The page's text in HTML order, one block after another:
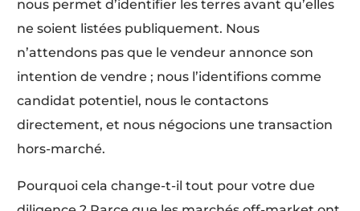
nous permet d’identifier les terres avant qu’elles
ne soient listées publiquement. Nous
n’attendons pas que le vendeur annonce son
intention de vendre ; nous l’identifions comme
candidat potentiel, nous le contactons
directement, et nous négocions une transaction
hors-marché.
Pourquoi cela change-t-il tout pour votre due